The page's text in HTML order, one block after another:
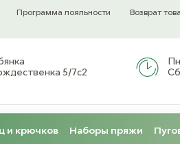
Программа лояльности
Возврат
5/7с2
и крючков Наборы пряжи